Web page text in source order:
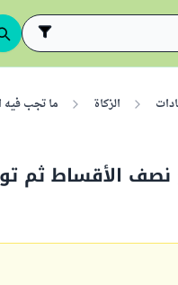
الزكاة ما تجب فيه
الأقساط ثم